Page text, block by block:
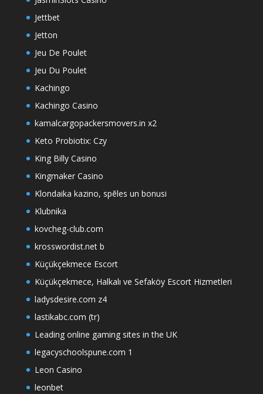
Jettbet
Jetton
Jeu De Poulet
Jeu Du Poulet
Kachingo
Kachingo Casino
kamalcargopackersmovers.in x2
Keto Probiotix: Czy
King Billy Casino
Kingmaker Casino
Klondaika kazino, spēles un bonusi
Klubnika
kovcheg-club.com
krosswordist.net b
Küçükçekmece Escort
Küçükçekmece, Halkalı ve Sefaköy Escort Hizmetleri
ladysdesire.com z4
lastikabc.com (tr)
Leading online gaming sites in the UK
legacyschoolspune.com 1
Leon Casino
leonbet